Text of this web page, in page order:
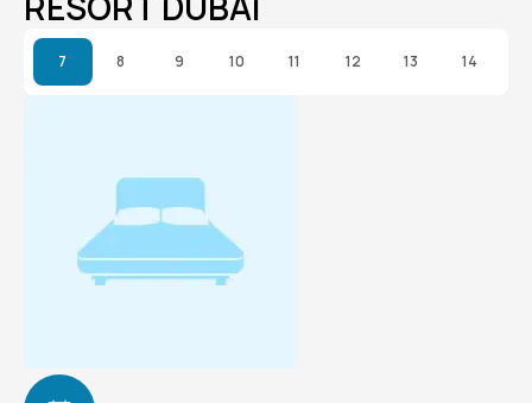
7 8 9 10 11 12 13 14